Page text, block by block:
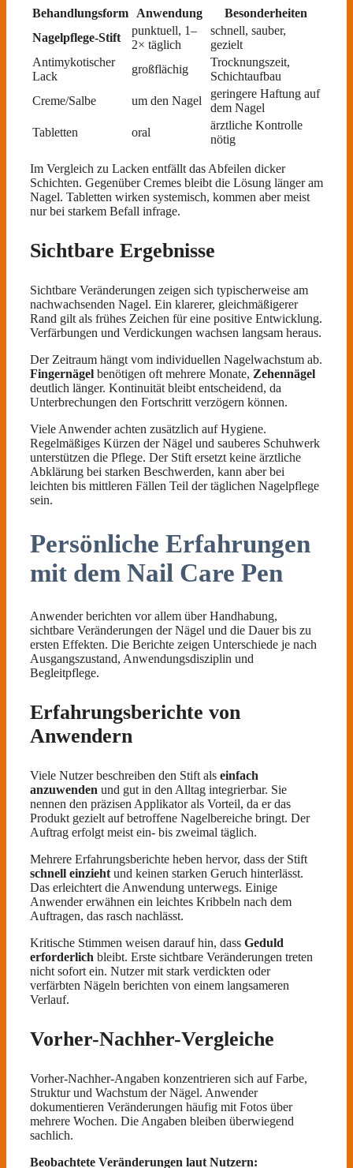
Behandlungsform Anwendung
Besonderheiten
Nagelpflege-Stift
punktuell, 1–
2× täglich
schnell, sauber,
gezielt
Antimykotischer
Lack
großflächig
Trocknungszeit,
Schichtaufbau
Creme/Salbe
um den Nagel
geringere Haftung auf
dem Nagel
Tabletten
oral
ärztliche Kontrolle
nötig
Im Vergleich zu Lacken entfällt das Abfeilen dicker
Schichten. Gegenüber Cremes bleibt die Lösung länger am
Nagel. Tabletten wirken systemisch, kommen aber meist
nur bei starkem Befall infrage.
Sichtbare Ergebnisse
Sichtbare Veränderungen zeigen sich typischerweise am
nachwachsenden Nagel. Ein klarerer, gleichmäßigerer
Rand gilt als frühes Zeichen für eine positive Entwicklung.
Verfärbungen und Verdickungen wachsen langsam heraus.
Der Zeitraum hängt vom individuellen Nagelwachstum ab.
Fingernägel benötigen oft mehrere Monate, Zehennägel
deutlich länger. Kontinuität bleibt entscheidend, da
Unterbrechungen den Fortschritt verzögern können.
Viele Anwender achten zusätzlich auf Hygiene.
Regelmäßiges Kürzen der Nägel und sauberes Schuhwerk
unterstützen die Pflege. Der Stift ersetzt keine ärztliche
Abklärung bei starken Beschwerden, kann aber bei
leichten bis mittleren Fällen Teil der täglichen Nagelpflege
sein.
Persönliche Erfahrungen
mit dem Nail Care Pen
Anwender berichten vor allem über Handhabung,
sichtbare Veränderungen der Nägel und die Dauer bis zu
ersten Effekten. Die Berichte zeigen Unterschiede je nach
Ausgangszustand, Anwendungsdisziplin und
Begleitpflege.
Erfahrungsberichte von
Anwendern
Viele Nutzer beschreiben den Stift als einfach
anzuwenden und gut in den Alltag integrierbar. Sie
nennen den präzisen Applikator als Vorteil, da er das
Produkt gezielt auf betroffene Nagelbereiche bringt. Der
Auftrag erfolgt meist ein- bis zweimal täglich.
Mehrere Erfahrungsberichte heben hervor, dass der Stift
schnell einzieht und keinen starken Geruch hinterlässt.
Das erleichtert die Anwendung unterwegs. Einige
Anwender erwähnen ein leichtes Kribbeln nach dem
Auftragen, das rasch nachlässt.
Kritische Stimmen weisen darauf hin, dass Geduld
erforderlich bleibt. Erste sichtbare Veränderungen treten
nicht sofort ein. Nutzer mit stark verdickten oder
verfärbten Nägeln berichten von einem langsameren
Verlauf.
Vorher-Nachher-Vergleiche
Vorher-Nachher-Angaben konzentrieren sich auf Farbe,
Struktur und Wachstum der Nägel. Anwender
dokumentieren Veränderungen häufig mit Fotos über
mehrere Wochen. Die Angaben bleiben überwiegend
sachlich.
Beobachtete Veränderungen laut Nutzern: